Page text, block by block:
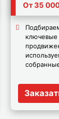
От 35
ключевые